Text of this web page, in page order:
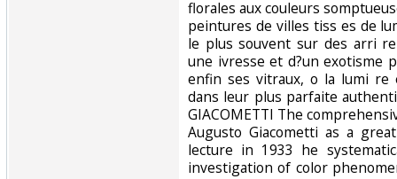
florales aux couleurs
peintures de villes tiss es de
le plus souvent sur des arri
une ivresse et d?un exotisme
enfin ses vitraux, o la lumi re
dans leur plus parfaite
GIACOMETTI The
Augusto Giacometti as a
lecture in 1933 he
investigation of color